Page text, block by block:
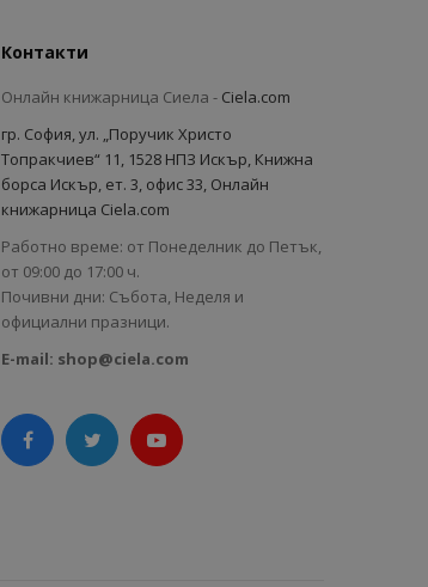
Контакти
Онлайн книжарница Сиела - Ciela.com
гр. София, ул. „Поручик Христо
Топракчиев“ 11, 1528 НПЗ Искър, Книжна
борса Искър, ет. 3, офис 33, Онлайн
книжарница Ciela.com
Работно време: от Понеделник до Петък,
от 09:00 до 17:00 ч.
Почивни дни: Събота, Неделя и
официални празници.
E-mail: shop@ciela.com